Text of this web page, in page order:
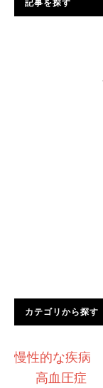
記事を探す
カテゴリから探す
慢性的な疾病
高血圧症